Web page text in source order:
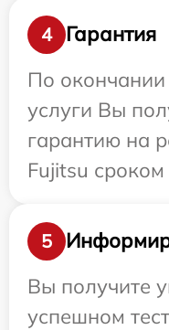
4
Гарантия
По
услуги Вы
гарантию на
Fujitsu
5
Вы получите
успешном